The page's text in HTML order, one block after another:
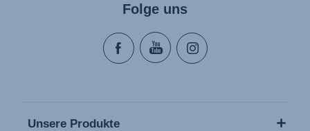
Folge uns
Unsere Produkte